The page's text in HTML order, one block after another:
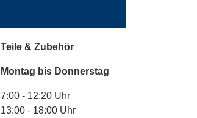
Teile & Zubehör
Montag bis Donnerstag
7:00 - 12:20 Uhr
13:00 - 18:00 Uhr